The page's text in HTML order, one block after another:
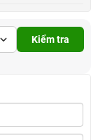
Kiểm tra